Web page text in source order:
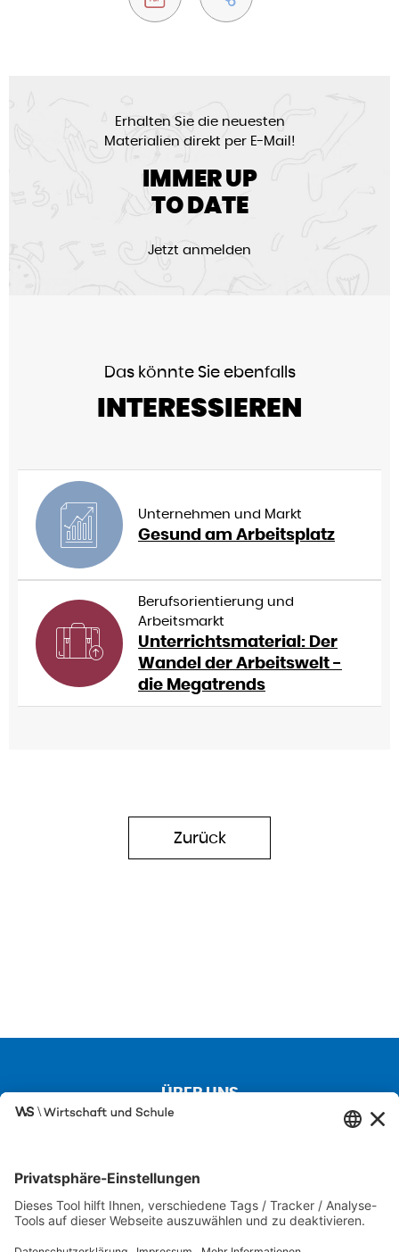
Erhalten Sie die neuesten
Materialien direkt per E-Mail!
IMMER UP
TO DATE
Jetzt anmelden
INTERESSIEREN
Das könnte Sie ebenfalls
Unternehmen und Markt
Gesund am Arbeitsplatz
Berufsorientierung und
Arbeitsmarkt
Unterrichtsmaterial: Der
Wandel der Arbeitswelt -
die Megatrends
Zurück
ÜBER UNS
Über uns
Besuchen Sie auch unsere Partnerseiten